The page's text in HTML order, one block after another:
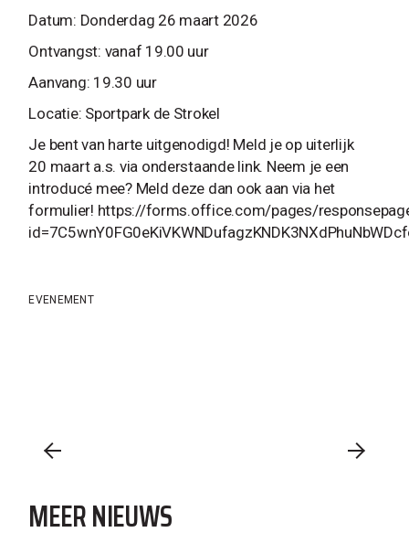
Datum: Donderdag 26 maart 2026
Ontvangst: vanaf 19.00 uur
Aanvang: 19.30 uur
Locatie: Sportpark de Strokel
Je bent van harte uitgenodigd! Meld je op uiterlijk
20 maart a.s. via onderstaande link. Neem je een
introducé mee? Meld deze dan ook aan via het
formulier! https://forms.office.com/pages/
EVENEMENT
MEER NIEUWS